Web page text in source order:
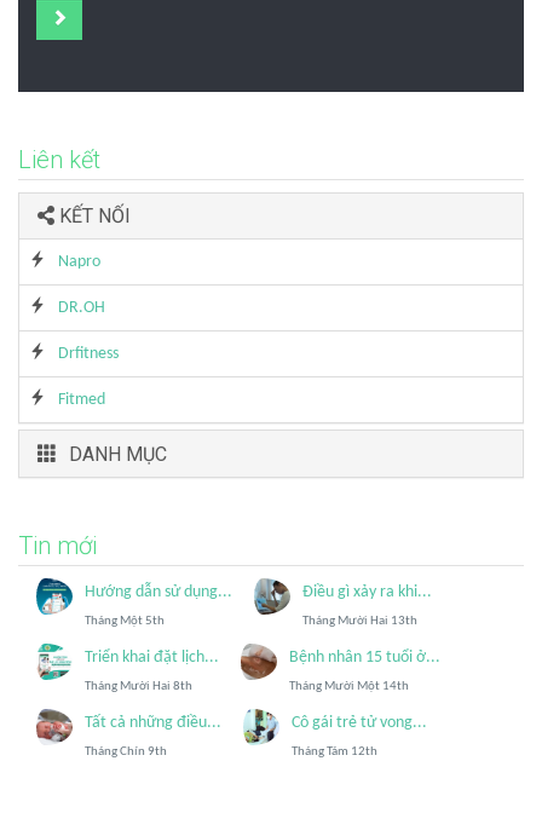
Liên kết
KẾT NỐI
Napro
DR.OH
Drfitness
Fitmed
DANH MỤC
Tin mới
Hướng dẫn sử dụng...
Tháng Một 5th
Điều gì xảy ra khi...
Tháng Mười Hai 13th
Triển khai đặt lịch...
Tháng Mười Hai 8th
Bệnh nhân 15 tuổi ở...
Tháng Mười Một 14th
Tất cả những điều...
Tháng Chín 9th
Cô gái trẻ tử vong...
Tháng Tám 12th